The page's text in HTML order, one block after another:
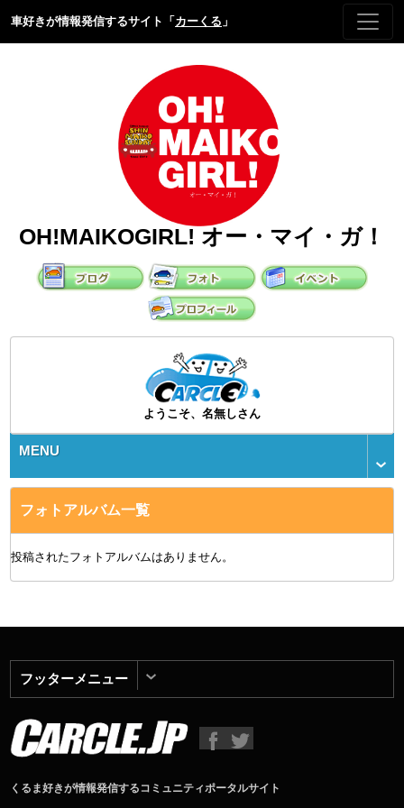
車好きが情報発信するサイト「 カーくる 」
OH!MAIKOGIRL! オー・マイ・ガ！
ようこそ、名無しさん
MENU
フォトアルバム一覧
投稿されたフォトアルバムはありません。
フッターメニュー
くるま好きが情報発信するコミュニティポータルサイト